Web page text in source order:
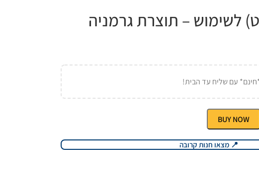
לשימוש – תוצרת גרמניה
עם שליח עד הבית!
BUY NOW
📍 מצאו חנות קרובה